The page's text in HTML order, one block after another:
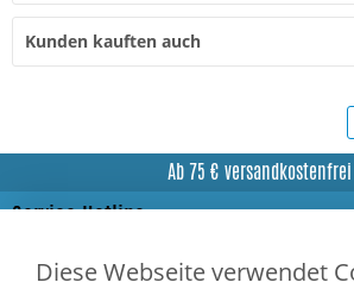
Kunden kauften auch
Ab 75 €
Service Hotline
Shop Service
Diese Webseite verwendet